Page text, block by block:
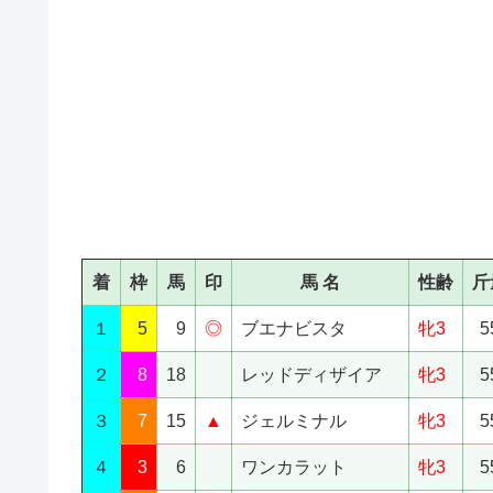
着 枠 馬 印 馬 名 性齢
１ 5 9 ◎ ブエナビスタ 牝3
２ 8 18 レッドディザイア 牝3
３ 7 15 ▲ ジェルミナル 牝3
４ 3 6 ワンカラット 牝3